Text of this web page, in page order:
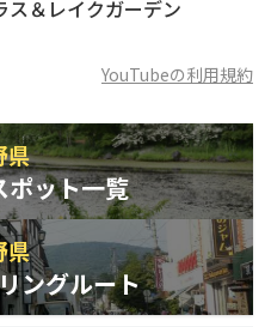
ス＆レイクガーデン
YouTubeの利用規約
県
ポット一覧
県
ングルート